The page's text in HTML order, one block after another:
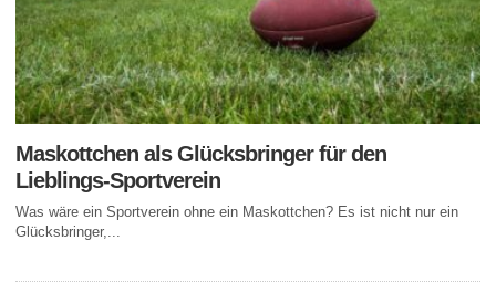
Maskottchen als Glücksbringer für den
Lieblings-Sportverein
Was wäre ein Sportverein ohne ein Maskottchen? Es ist nicht nur ein
Glücksbringer,...